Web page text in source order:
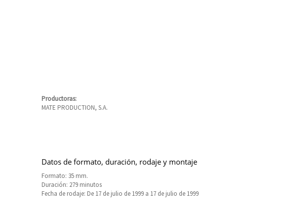
Productoras:
MATE PRODUCTION, S.A.
Datos de formato, duración, rodaje y montaje
Formato: 35 mm.
Duración: 279 minutos
Fecha de rodaje: De 17 de julio de 1999 a 17 de julio de 1999